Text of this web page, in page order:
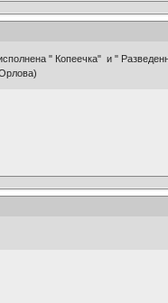
" Копеечка" и "